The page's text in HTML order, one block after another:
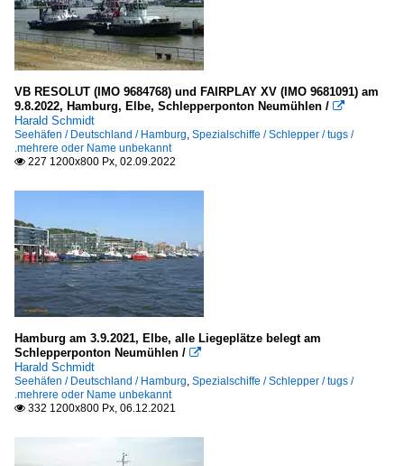
Gdynia/Gdingen
Russland
Ukraine
Tschornomorsk
Autotransporter / vehicles carrier
C
E
G
H
I - J
M
VB RESOLUT (IMO 9684768) und FAIRPLAY XV (IMO 9681091) am
9.8.2022, Hamburg, Elbe, Schlepperponton Neumühlen / 
Harald Schmidt
Seehäfen / Deutschland / Hamburg, Spezialschiffe / Schlepper / tugs /
.mehrere oder Name unbekannt
 227 1200x800 Px, 02.09.2022
Hamburg am 3.9.2021, Elbe, alle Liegeplätze belegt am
Schlepperponton Neumühlen / 
Harald Schmidt
Seehäfen / Deutschland / Hamburg, Spezialschiffe / Schlepper / tugs /
.mehrere oder Name unbekannt
 332 1200x800 Px, 06.12.2021